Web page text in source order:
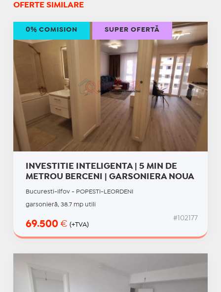
OFERTE SIMILARE
INVESTITIE INTELIGENTA | 5 MIN DE
METROU BERCENI | GARSONIERA NOUA
Bucuresti-Ilfov - POPESTI-LEORDENI
garsonieră, 38.7 mp utili
69.500 € (+TVA)
#102177
0% COMISION SUPER OFERTĂ